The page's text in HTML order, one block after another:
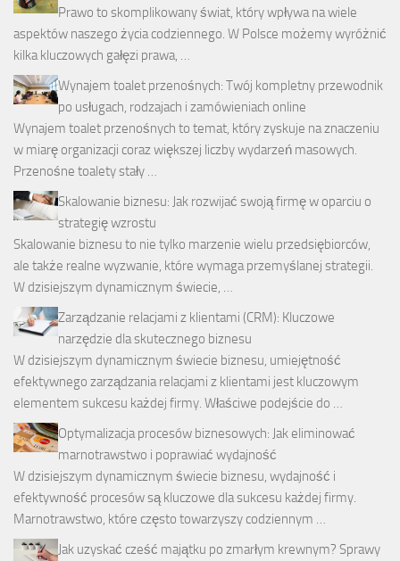
Prawo to skomplikowany świat, który wpływa na wiele
aspektów naszego życia codziennego. W Polsce możemy wyróżnić
kilka kluczowych gałęzi prawa, …
Wynajem toalet przenośnych: Twój kompletny przewodnik
po usługach, rodzajach i zamówieniach online
Wynajem toalet przenośnych to temat, który zyskuje na znaczeniu
w miarę organizacji coraz większej liczby wydarzeń masowych.
Przenośne toalety stały …
Skalowanie biznesu: Jak rozwijać swoją firmę w oparciu o
strategię wzrostu
Skalowanie biznesu to nie tylko marzenie wielu przedsiębiorców,
ale także realne wyzwanie, które wymaga przemyślanej strategii.
W dzisiejszym dynamicznym świecie, …
Zarządzanie relacjami z klientami (CRM): Kluczowe
narzędzie dla skutecznego biznesu
W dzisiejszym dynamicznym świecie biznesu, umiejętność
efektywnego zarządzania relacjami z klientami jest kluczowym
elementem sukcesu każdej firmy. Właściwe podejście do …
Optymalizacja procesów biznesowych: Jak eliminować
marnotrawstwo i poprawiać wydajność
W dzisiejszym dynamicznym świecie biznesu, wydajność i
efektywność procesów są kluczowe dla sukcesu każdej firmy.
Marnotrawstwo, które często towarzyszy codziennym …
Jak uzyskać cześć majątku po zmarłym krewnym? Sprawy